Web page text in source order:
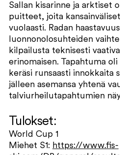
Sallan kisarinne ja arktiset
puitteet, joita
vuolaasti. Radan
luonnonolosuhteiden
kilpailusta teknisesti
erinomaisen. Tapahtuma
keräsi runsaasti innokkaita
jälleen asemansa yhtenä
talviurheilutapahtumien
Tulokset:
World Cup 1
Miehet S1: https://www.fis-